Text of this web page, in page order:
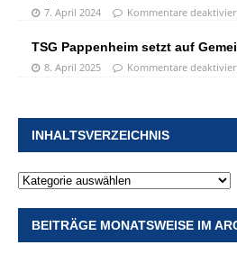
7. April 2024 Kommentare
TSG Pappenheim setzt auf
8. April 2025 Kommentare
INHALTSVERZEICHNIS
BEITRÄGE MONATSWEISE IM